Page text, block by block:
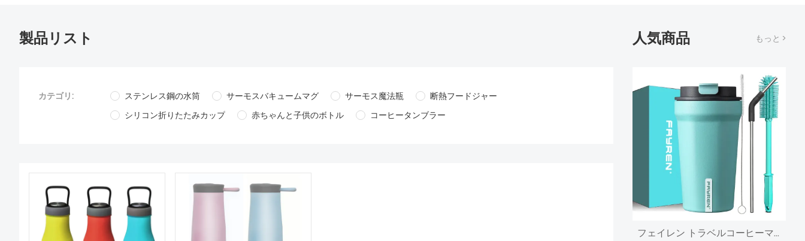
製品リスト
カテゴリ: ステンレス鋼の水筒 サーモスバキュームマグ サーモス魔法瓶
断熱フードジャー
シリコン折りたたみカップ
赤ちゃんと子供のボトル コーヒータンブラー
人気商品 もっと >
フェイレン トラベルコーヒーマグ、蓋付き断熱コーヒーカップ、魔法瓶ステンレス鋼コーヒーマグこぼれ防止、二重壁真空タンブラー